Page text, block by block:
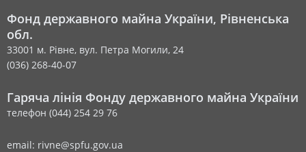
Фонд державного майна України, Рівненська
обл.
33001 м. Рівне, вул. Петра Могили, 24
(036) 268-40-07
Гаряча лінія Фонду державного майна України
телефон (044) 254 29 76
email: rivne@spfu.gov.ua